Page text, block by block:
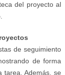
del proyecto al
de seguimiento
de forma
tarea. Además, se